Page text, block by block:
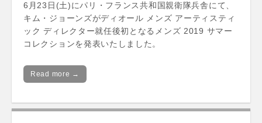
6月23日(土)にパリ・フランス共和国親衛隊兵舎にて、
キム・ジョーンズがディオール メンズ アーティスティ
ック ディレクター就任後初となるメンズ 2019 サマー
コレクションを発表いたしました。
Read more →